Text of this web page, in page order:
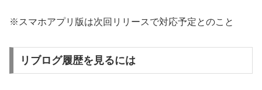
※スマホアプリ版は次回リリースで対応予定とのこと
リブログ履歴を見るには